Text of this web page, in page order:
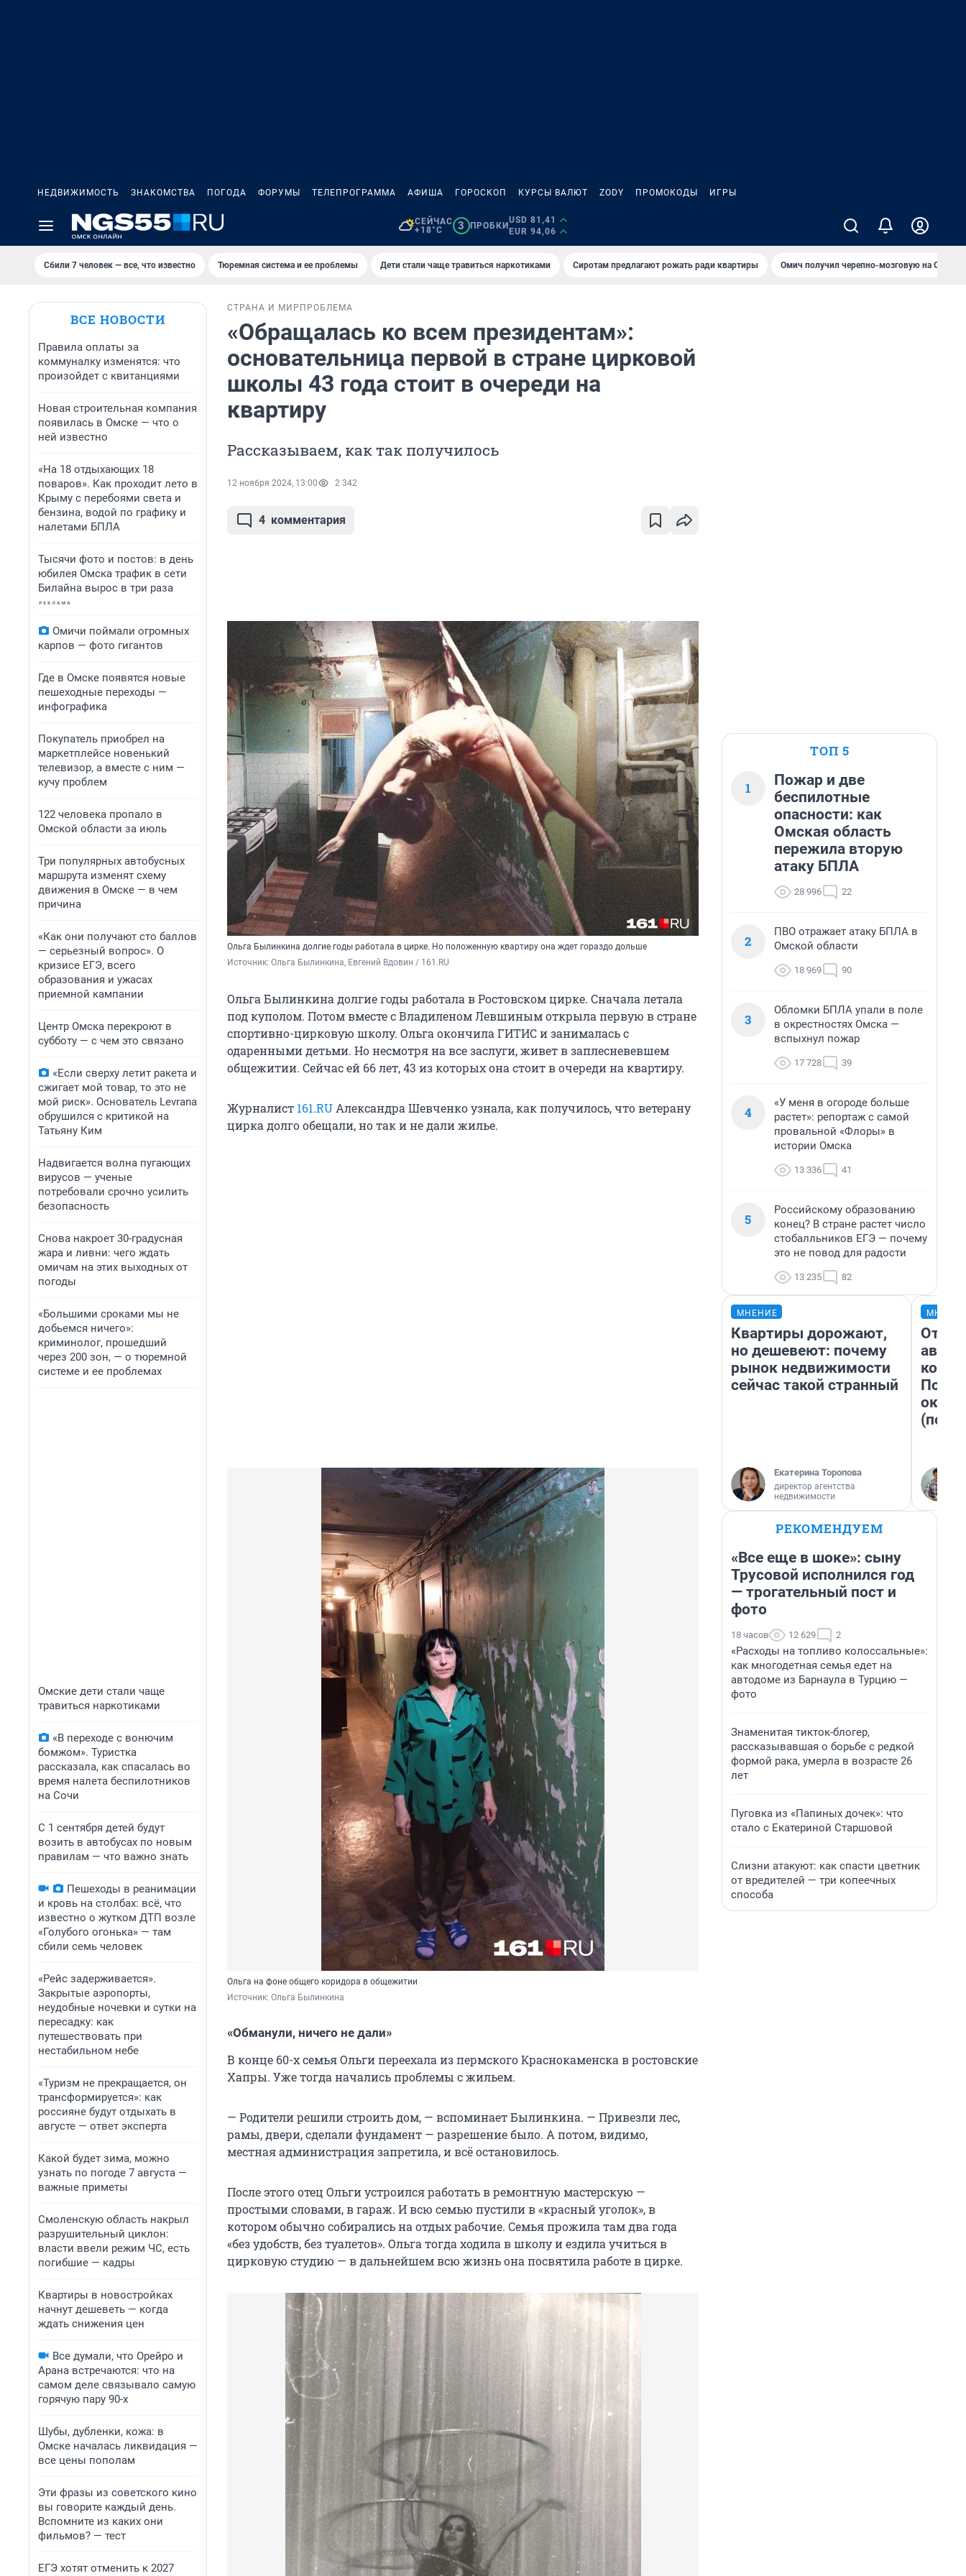
НЕДВИЖИМОСТЬ ЗНАКОМСТВА ПОГОДА ФОРУМЫ ТЕЛЕПРОГРАММА АФИША ГОРОСКОП КУРСЫ ВАЛЮТ ZODY ПРОМОКОДЫ ИГРЫ
СЕЙЧАС
+18°C
3 ПРОБКИ
USD 81,41
EUR 94,06
Сбили 7 человек — все, что известно Тюремная система и ее проблемы Дети стали чаще травиться наркотиками Сиротам предлагают рожать ради квартиры Омич получил черепно-мозговую на ОНПЗ
ВСЕ НОВОСТИ
Правила оплаты за
коммуналку изменятся: что
произойдет с квитанциями
Новая строительная компания
появилась в Омске — что о
ней известно
«На 18 отдыхающих 18
поваров». Как проходит лето в
Крыму с перебоями света и
бензина, водой по графику и
налетами БПЛА
Тысячи фото и постов: в день
юбилея Омска трафик в сети
Билайна вырос в три раза
Омичи поймали огромных
карпов — фото гигантов
Где в Омске появятся новые
пешеходные переходы —
инфографика
Покупатель приобрел на
маркетплейсе новенький
телевизор, а вместе с ним —
кучу проблем
122 человека пропало в
Омской области за июль
Три популярных автобусных
маршрута изменят схему
движения в Омске — в чем
причина
«Как они получают сто баллов
— серьезный вопрос». О
кризисе ЕГЭ, всего
образования и ужасах
приемной кампании
Центр Омска перекроют в
субботу — с чем это связано
«Если сверху летит ракета и
сжигает мой товар, то это не
мой риск». Основатель Levrana
обрушился с критикой на
Татьяну Ким
Надвигается волна пугающих
вирусов — ученые
потребовали срочно усилить
безопасность
Снова накроет 30-градусная
жара и ливни: чего ждать
омичам на этих выходных от
погоды
«Большими сроками мы не
добьемся ничего»:
криминолог, прошедший
через 200 зон, — о тюремной
системе и ее проблемах
Омские дети стали чаще
травиться наркотиками
«В переходе с вонючим
бомжом». Туристка
рассказала, как спасалась во
время налета беспилотников
на Сочи
С 1 сентября детей будут
возить в автобусах по новым
правилам — что важно знать
Пешеходы в реанимации
и кровь на столбах: всё, что
известно о жутком ДТП возле
«Голубого огонька» — там
сбили семь человек
«Рейс задерживается».
Закрытые аэропорты,
неудобные ночевки и сутки на
пересадку: как
путешествовать при
нестабильном небе
«Туризм не прекращается, он
трансформируется»: как
россияне будут отдыхать в
августе — ответ эксперта
Какой будет зима, можно
узнать по погоде 7 августа —
важные приметы
Смоленскую область накрыл
разрушительный циклон:
власти ввели режим ЧС, есть
погибшие — кадры
Квартиры в новостройках
начнут дешеветь — когда
ждать снижения цен
Все думали, что Орейро и
Арана встречаются: что на
самом деле связывало самую
горячую пару 90-х
Шубы, дубленки, кожа: в
Омске началась ликвидация —
все цены пополам
Эти фразы из советского кино
вы говорите каждый день.
Вспомните из каких они
фильмов? — тест
ЕГЭ хотят отменить к 2027
СТРАНА И МИР ПРОБЛЕМА
«Обращалась ко всем президентам»:
основательница первой в стране цирковой
школы 43 года стоит в очереди на
квартиру
Рассказываем, как так получилось
12 ноября 2024, 13:00 2 342
4 комментария
Ольга Былинкина долгие годы работала в цирке. Но положенную квартиру она ждет гораздо дольше
Источник: Ольга Былинкина, Евгений Вдовин / 161.RU
Ольга Былинкина долгие годы работала в Ростовском цирке. Сначала летала
под куполом. Потом вместе с Владиленом Левшиным открыла первую в стране
спортивно-цирковую школу. Ольга окончила ГИТИС и занималась с
одаренными детьми. Но несмотря на все заслуги, живет в заплесневевшем
общежитии. Сейчас ей 66 лет, 43 из которых она стоит в очереди на квартиру.
Журналист 161.RU Александра Шевченко узнала, как получилось, что ветерану
цирка долго обещали, но так и не дали жилье.
Ольга на фоне общего коридора в общежитии
Источник: Ольга Былинкина
«Обманули, ничего не дали»
В конце 60-х семья Ольги переехала из пермского Краснокаменска в ростовские
Хапры. Уже тогда начались проблемы с жильем.
— Родители решили строить дом, — вспоминает Былинкина. — Привезли лес,
рамы, двери, сделали фундамент — разрешение было. А потом, видимо,
местная администрация запретила, и всё остановилось.
После этого отец Ольги устроился работать в ремонтную мастерскую —
простыми словами, в гараж. И всю семью пустили в «красный уголок», в
котором обычно собирались на отдых рабочие. Семья прожила там два года
«без удобств, без туалетов». Ольга тогда ходила в школу и ездила учиться в
цирковую студию — в дальнейшем всю жизнь она посвятила работе в цирке.
ТОП 5
1
Пожар и две
беспилотные
опасности: как
Омская область
пережила вторую
атаку БПЛА
28 996 22
2
ПВО отражает атаку БПЛА в
Омской области
18 969 90
3
Обломки БПЛА упали в поле
в окрестностях Омска —
вспыхнул пожар
17 728 39
4
«У меня в огороде больше
растет»: репортаж с самой
провальной «Флоры» в
истории Омска
13 336 41
5
Российскому образованию
конец? В стране растет число
стобалльников ЕГЭ — почему
это не повод для радости
13 235 82
МНЕНИЕ
Квартиры дорожают,
но дешевеют: почему
рынок недвижимости
сейчас такой странный
Екатерина Торопова
директор агентства
недвижимости
От
РЕКОМЕНДУЕМ
«Все еще в шоке»: сыну
Трусовой исполнился год
— трогательный пост и
фото
18 часов 12 629 2
«Расходы на топливо колоссальные»:
как многодетная семья едет на
автодоме из Барнаула в Турцию —
фото
Знаменитая тикток-блогер,
рассказывавшая о борьбе с редкой
формой рака, умерла в возрасте 26
лет
Пуговка из «Папиных дочек»: что
стало с Екатериной Старшовой
Слизни атакуют: как спасти цветник
от вредителей — три копеечных
способа